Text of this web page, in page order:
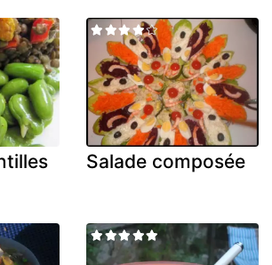
Salade composée